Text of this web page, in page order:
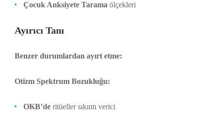
Çocuk Anksiyete Tarama ölçekleri
Ayırıcı Tanı
Benzer durumlardan ayırt etme:
Otizm Spektrum Bozukluğu:
OKB’de ritüeller sıkıntı verici